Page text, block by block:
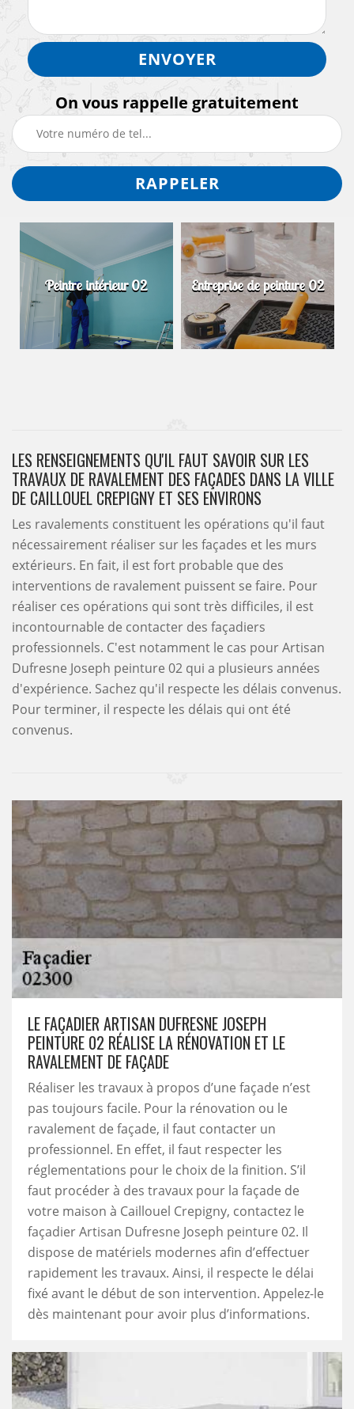
On vous rappelle gratuitement
Peintre intérieur 02 Entreprise de peinture 02
LES RENSEIGNEMENTS QU'IL FAUT SAVOIR SUR LES
TRAVAUX DE RAVALEMENT DES FAÇADES DANS LA VILLE
DE CAILLOUEL CREPIGNY ET SES ENVIRONS
Les ravalements constituent les opérations qu'il faut
nécessairement réaliser sur les façades et les murs
extérieurs. En fait, il est fort probable que des
interventions de ravalement puissent se faire. Pour
réaliser ces opérations qui sont très difficiles, il est
incontournable de contacter des façadiers
professionnels. C'est notamment le cas pour Artisan
Dufresne Joseph peinture 02 qui a plusieurs années
d'expérience. Sachez qu'il respecte les délais convenus.
Pour terminer, il respecte les délais qui ont été
convenus.
LE FAÇADIER ARTISAN DUFRESNE JOSEPH
PEINTURE 02 RÉALISE LA RÉNOVATION ET LE
RAVALEMENT DE FAÇADE
Réaliser les travaux à propos d’une façade n’est
pas toujours facile. Pour la rénovation ou le
ravalement de façade, il faut contacter un
professionnel. En effet, il faut respecter les
réglementations pour le choix de la finition. S’il
faut procéder à des travaux pour la façade de
votre maison à Caillouel Crepigny, contactez le
façadier Artisan Dufresne Joseph peinture 02. Il
dispose de matériels modernes afin d’effectuer
rapidement les travaux. Ainsi, il respecte le délai
fixé avant le début de son intervention. Appelez-le
dès maintenant pour avoir plus d’informations.